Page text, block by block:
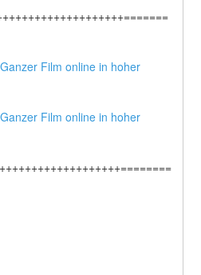
Film online in hoher
Film online in hoher